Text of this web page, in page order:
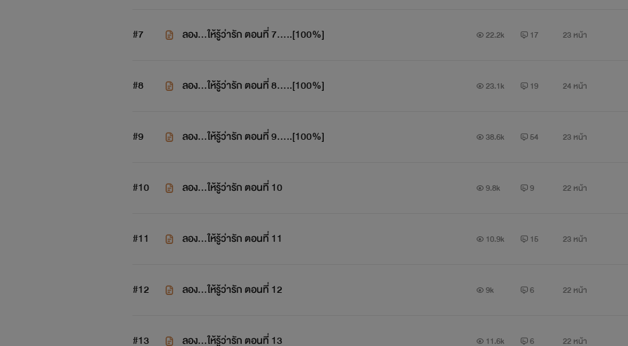
#7 ลอง...ให้รู้ว่ารัก ตอนที่ 7.....[100%] 22.2k 17 23 หน้า
#8 ลอง...ให้รู้ว่ารัก ตอนที่ 8.....[100%] 23.1k 19 24 หน้า
#9 ลอง...ให้รู้ว่ารัก ตอนที่ 9.....[100%] 38.6k 54 23 หน้า
#10 ลอง...ให้รู้ว่ารัก ตอนที่ 10 9.8k 9 22 หน้า
#11 ลอง...ให้รู้ว่ารัก ตอนที่ 11 10.9k 15 23 หน้า
#12 ลอง...ให้รู้ว่ารัก ตอนที่ 12 9k 6 22 หน้า
#13 ลอง...ให้รู้ว่ารัก ตอนที่ 13 11.6k 6 22 หน้า